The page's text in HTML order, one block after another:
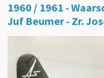
1960 / 1961 -
Juf Beumer - Zr.